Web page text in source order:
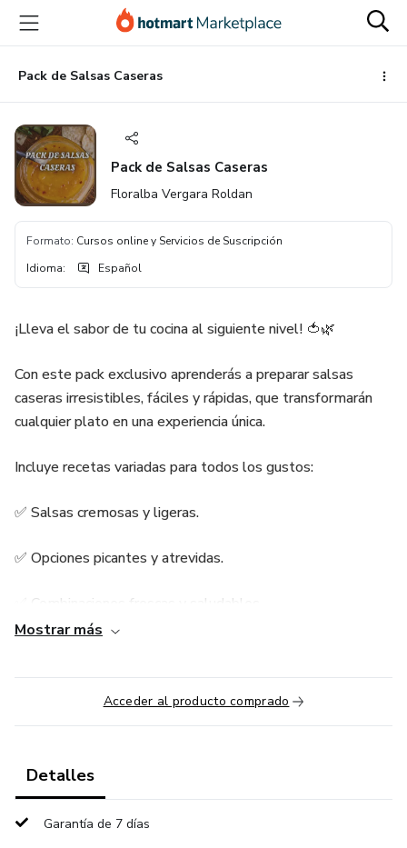
principal
página
de
página
Pack de Salsas Caseras
Pack de Salsas Caseras
Floralba Vergara Roldan
Formato: Cursos online y Servicios de Suscripción
Idioma: Español
¡Lleva el sabor de tu cocina al siguiente nivel! 🍅🌿
Con este pack exclusivo aprenderás a preparar salsas
caseras irresistibles, fáciles y rápidas, que transformarán
cualquier plato en una experiencia única.
Incluye recetas variadas para todos los gustos:
✅ Salsas cremosas y ligeras.
✅ Opciones picantes y atrevidas.
✅ Combinaciones frescas y saludables.
Lo mejor: son recetas prácticas, con ingredientes accesibles
comer más rico y darle un toque gourmet a sus comidas
Mostrar más
Acceder al producto comprado
Detalles
Garantía de 7 días